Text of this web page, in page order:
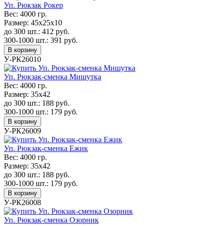
Уп. Рюкзак Рокер
Вес: 4000 гр.
Размер: 45х25х10
до 300 шт.: 412 руб.
300-1000 шт.: 391 руб.
В корзину
У-РК26010
Уп. Рюкзак-сменка Мишутка
Вес: 4000 гр.
Размер: 35х42
до 300 шт.: 188 руб.
300-1000 шт.: 179 руб.
В корзину
У-РК26009
Уп. Рюкзак-сменка Ежик
Вес: 4000 гр.
Размер: 35х42
до 300 шт.: 188 руб.
300-1000 шт.: 179 руб.
В корзину
У-РК26008
Уп. Рюкзак-сменка Озорник